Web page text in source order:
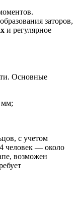
заторов,
и регулярное
Основные
мм;
с учетом
человек — около
возможен